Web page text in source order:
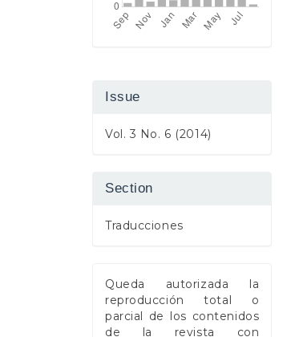
Issue
Vol. 3 No. 6 (2014)
Section
Traducciones
Queda autorizada la
reproducción total o
parcial de los contenidos
de la revista con